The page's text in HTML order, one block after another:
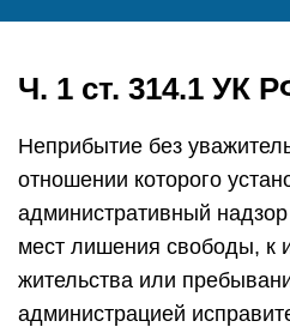
Ч. 1 ст. 314.1 УК
Неприбытие без
отношении которого
административный
мест лишения свободы, к
жительства или
администрацией